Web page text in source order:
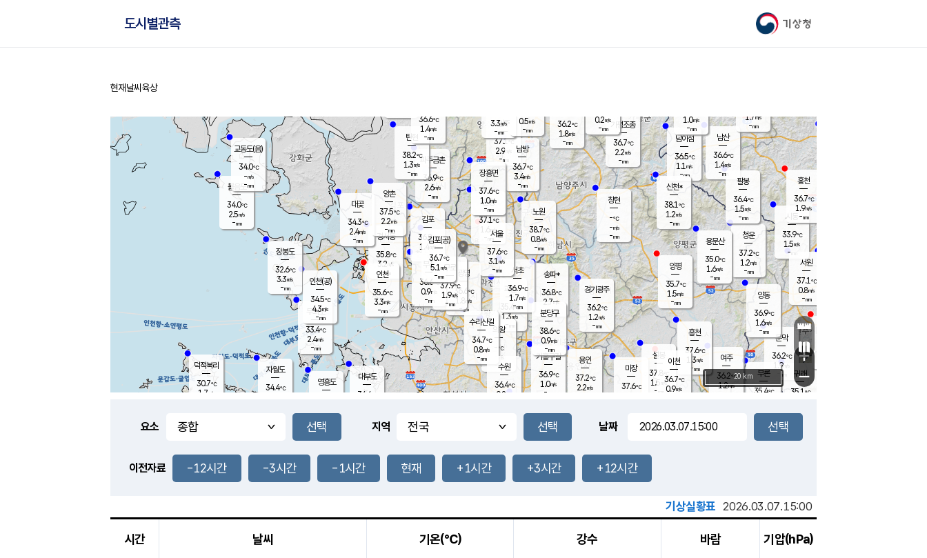
기상청
도시별관측
홈
현재날씨 육상
풍도
1.5m/s
문막
36.2℃
1.9m/s
mm
남이섬
36.5℃
1.1 m/s
-mm
무의도
33.4℃
2.4m/s
-mm
영흥도
볼음도
34.0℃
2.5m/s
-mm
자월도
34.4℃
양주
37.1℃
2.9
-mm
부론
35.4℃
과천
35.4℃
1.3m/s
- mm
남산
36.6℃
1.4m/s
-mm
장봉도
32.6℃
3.3m/s
-mm
-mm
청운
37.2℃
1.2m/s
-mm
팔봉
36.4℃
1.5m/s
-mm
-mm
용인
37.2℃
2.2m/s
여주
36.2℃
1.2m/s
양동
36.9℃
1.6m/s
-mm
경기광주
36.2℃
1.2m/s
-mm
장호원
1.0m/s
-mm
34.6
℃
대부도
34.4
-
경서동
35.8℃
3.2 m/s
-mm
파주금촌
36.9℃
2.6m/s
-mm
가평조종
36.7℃
2.2m/s
-mm
36.2℃
1.8m/s
-mm
대곶
34.3℃
2.4m/s
-mm
신천*
38.1℃
1.2m/s
-mm
창현
-℃
-m/s
-mm
탄현
38.2℃
1.3m/s
-mm
0.2m/s
-mm
38.4℃
1.1m/s
-mm
흥천
37.6℃
1.3m/s
-mm
마장
37.6℃
의왕
- ℃
m/s
mm
김포
36.2℃
1.4 m/s
mm
설봉
37.8
1.5 m/s
- mm
광명
36.6 ℃
1.8 m/s
-mm
부천
36.6℃
0.9m/s
-mm
-mm
양촌
37.5℃
2.2m/s
-mm
구로
37.9℃
1.9m/s
-mm
은평
37.1℃
1.6 m/s
- mm
노원
38.7℃
0.8m/s
-mm
송파*
36.8℃
2.7m/s
-mm
서초
36.9℃
1.7m/s
-mm
남방
36.7℃
3.4m/s
-mm
기흥구갈
36.9℃
1.0m/s
-
수리산길
34.7℃
0.8m/s
-mm
분당구
38.6℃
0.9m/s
-mm
장흥면
37.6℃
1.0m/s
-mm
3.3m/s
-mm
시동
33.9℃
1.5m/s
- mm
귀래
35.1 ℃
서원
37.1℃
0.8m/s
-mm
용문산
35.0℃
1.6m/s
-mm
덕적북리
30.7℃
1.7 m/s
인천(공)
34.5℃
4.3m/s
-mm
김포(공)
36.7℃
5.1 m/s
-mm
교동도(음)
34.0℃
-m/s
-mm
홍천
36.7℃
1.9m/s
-mm
이천
36.7℃
0.9m/s
양평
35.7℃
1.5m/s
-mm
수원
36.4℃
0.8 m/s
인천
35.6℃
3.3m/s
-mm
서울
37.6℃
3.1 m/s
-mm
1.7 m/s
-mm
36.6℃
1.4m/s
-mm
0.5m/s
-mm
+
−
20 km
요소 지역 날짜
이전자료 -12시간 -3시간 -1시간 현재 +1시간 +3시간 +12시간
기상실황표 2026.03.07.15:00
시간 날씨 기온(℃) 강수 바람 기압(hPa)